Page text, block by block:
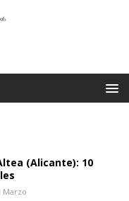
(Alicante): 10
Marzo